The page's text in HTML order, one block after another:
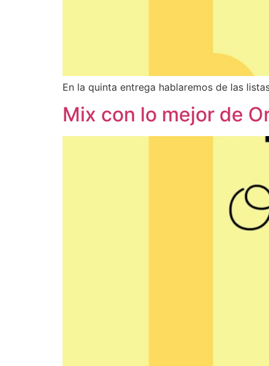
En la quinta entrega hablaremos de las
Mix con lo mejor de